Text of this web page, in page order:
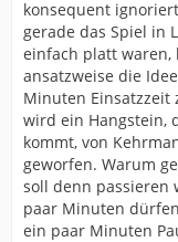
konsequent
gerade das Spiel in
einfach platt waren,
ansatzweise die
Minuten Einsatzzeit
wird ein Hangstein,
kommt, von
geworfen. Warum
soll denn passieren
paar Minuten
ein paar Minuten